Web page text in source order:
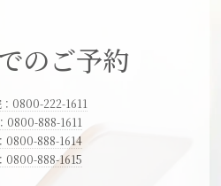
のご予約
0800-222-1611
0800-888-1611
0800-888-1614
0800-888-1615